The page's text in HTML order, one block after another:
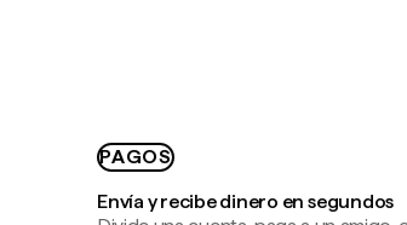
PAGOS
Envía y recibe dinero en segundos